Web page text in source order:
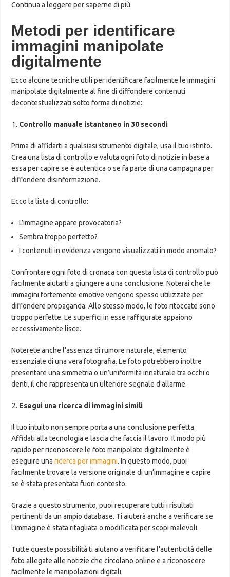
Continua a leggere per saperne di più.
Metodi per identificare
immagini manipolate
digitalmente
Ecco alcune tecniche utili per identificare facilmente le immagini
manipolate digitalmente al fine di diffondere contenuti
decontestualizzati sotto forma di notizie:
Controllo manuale istantaneo in 30 secondi
Prima di affidarti a qualsiasi strumento digitale, usa il tuo istinto.
Crea una lista di controllo e valuta ogni foto di notizie in base a
essa per capire se è autentica o se fa parte di una campagna per
diffondere disinformazione.
Ecco la lista di controllo:
L’immagine appare provocatoria?
Sembra troppo perfetto?
I contenuti in evidenza vengono visualizzati in modo anomalo?
Confrontare ogni foto di cronaca con questa lista di controllo può
facilmente aiutarti a giungere a una conclusione. Noterai che le
immagini fortemente emotive vengono spesso utilizzate per
diffondere propaganda. Allo stesso modo, le foto ritoccate sono
troppo perfette. Le superfici in esse raffigurate appaiono
eccessivamente lisce.
Noterete anche l’assenza di rumore naturale, elemento
essenziale di una vera fotografia. Le foto potrebbero inoltre
presentare una simmetria o un’uniformità innaturale tra occhi o
denti, il che rappresenta un ulteriore segnale d’allarme.
Esegui una ricerca di immagini simili
Il tuo intuito non sempre porta a una conclusione perfetta.
Affidati alla tecnologia e lascia che faccia il lavoro. Il modo più
rapido per riconoscere le foto manipolate digitalmente è
eseguire unaricerca per immagini. In questo modo, puoi
facilmente trovare la versione originale di un’immagine e capire
se è stata presentata fuori contesto.
Grazie a questo strumento, puoi recuperare tutti i risultati
pertinenti da un ampio database. Ti aiuterà anche a verificare se
l’immagine è stata ritagliata o modificata per scopi malevoli.
Tutte queste possibilità ti aiutano a verificare l’autenticità delle
foto allegate alle notizie che circolano online e a riconoscere
facilmente le manipolazioni digitali.